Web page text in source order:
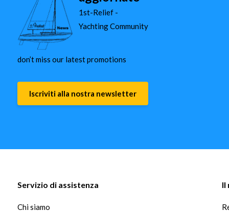
1st-Relief -
Yachting Community
don’t miss our latest promotions
Iscriviti alla nostra newsletter
Servizio di assistenza
Chi siamo
Il